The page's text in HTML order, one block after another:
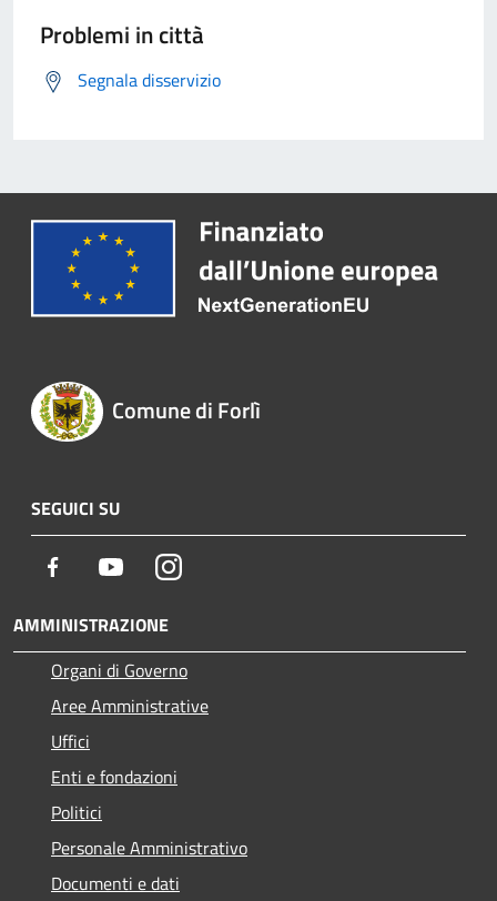
Problemi in città
Segnala disservizio
Comune di Forlì
SEGUICI SU
Facebook YoutubeInstagram
AMMINISTRAZIONE
Organi di Governo
Aree Amministrative
Uffici
Enti e fondazioni
Politici
Personale Amministrativo
Documenti e dati